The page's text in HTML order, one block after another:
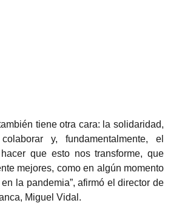
tiene otra cara: la solidaridad,
y, fundamentalmente, el
que esto nos transforme, que
mejores, como en algún momento
la pandemia”, afirmó el director de
Miguel Vidal.